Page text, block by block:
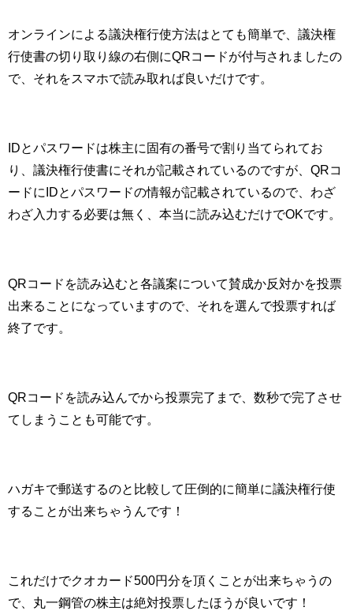
オンラインによる議決権行使方法はとても簡単で、議決権
行使書の切り取り線の右側にQRコードが付与されましたの
で、それをスマホで読み取れば良いだけです。
IDとパスワードは株主に固有の番号で割り当てられてお
り、議決権行使書にそれが記載されているのですが、QRコ
ードにIDとパスワードの情報が記載されているので、わざ
わざ入力する必要は無く、本当に読み込むだけでOKです。
QRコードを読み込むと各議案について賛成か反対かを投票
出来ることになっていますので、それを選んで投票すれば
終了です。
QRコードを読み込んでから投票完了まで、数秒で完了させ
てしまうことも可能です。
ハガキで郵送するのと比較して圧倒的に簡単に議決権行使
することが出来ちゃうんです！
これだけでクオカード500円分を頂くことが出来ちゃうの
で、丸一鋼管の株主は絶対投票したほうが良いです！